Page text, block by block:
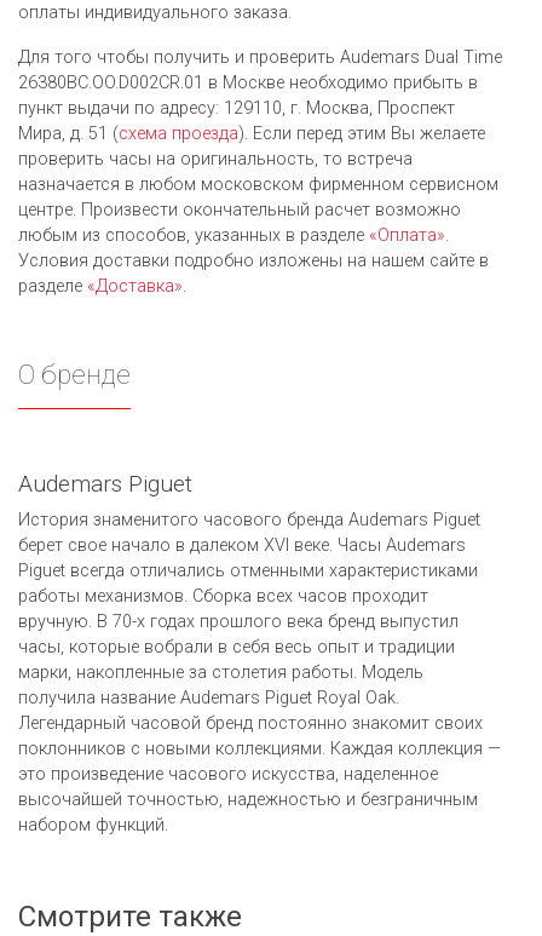
оплаты индивидуального заказа.
Для того чтобы получить и проверить Audemars Dual Time
26380BC.OO.D002CR.01 в Москве необходимо прибыть в
пункт выдачи по адресу: 129110, г. Москва, Проспект
Мира, д. 51 (схема проезда). Если перед этим Вы желаете
проверить часы на оригинальность, то встреча
назначается в любом московском фирменном сервисном
центре. Произвести окончательный расчет возможно
любым из cпособов, указанных в разделе «Оплата».
Условия доставки подробно изложены на нашем сайте в
разделе «Доставка».
О бренде
Audemars Piguet
История знаменитого часового бренда Audemars Piguet
берет свое начало в далеком XVI веке. Часы Audemars
Piguet всегда отличались отменными характеристиками
работы механизмов. Сборка всех часов проходит
вручную. В 70-х годах прошлого века бренд выпустил
часы, которые вобрали в себя весь опыт и традиции
марки, накопленные за столетия работы. Модель
получила название Audemars Piguet Royal Oak.
Легендарный часовой бренд постоянно знакомит своих
поклонников с новыми коллекциями. Каждая коллекция —
это произведение часового искусства, наделенное
высочайшей точностью, надежностью и безграничным
набором функций.
Смотрите также